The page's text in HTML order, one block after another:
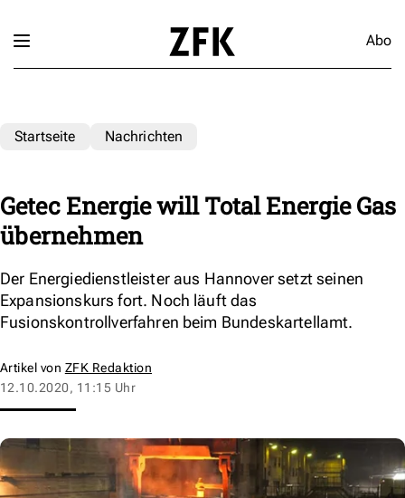
Abo
Startseite Nachrichten
Getec Energie will Total Energie Gas
übernehmen
Der Energiedienstleister aus Hannover setzt seinen
Expansionskurs fort. Noch läuft das
Fusionskontrollverfahren beim Bundeskartellamt.
Artikel von ZFK Redaktion
12.10.2020, 11:15 Uhr